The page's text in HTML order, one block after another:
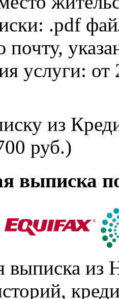
.pdf
почту,
услуги: от
из
руб.)
выписка
выписка из